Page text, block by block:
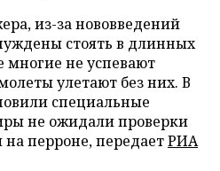
из-за нововведений
стоять в длинных
многие не успевают
улетают без них. В
специальные
не ожидали проверки
перроне, передаетРИА